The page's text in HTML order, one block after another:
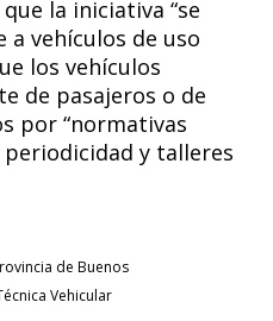
la iniciativa “se
a vehículos de uso
los vehículos
de pasajeros o de
por “normativas
y talleres
de Buenos
Vehicular